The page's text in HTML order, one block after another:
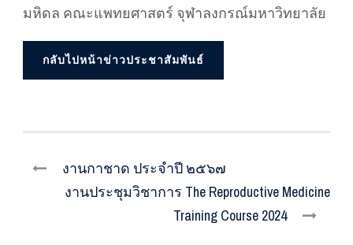
มหิดล คณะแพทยศาสตร์ จุฬาลงกรณ์มหาวิทยาลัย
กลับไปหน้าข่าวประชาสัมพันธ์
งานกาชาด ประจำปี ๒๕๖๗
งานประชุมวิชาการ The Reproductive Medicine
Training Course 2024